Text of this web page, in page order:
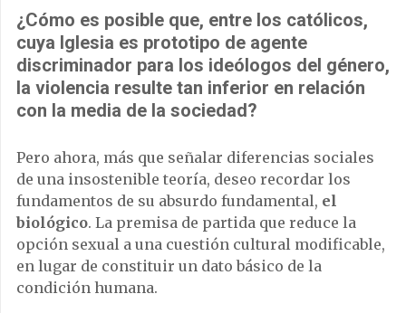
¿Cómo es posible que, entre los católicos,
cuya Iglesia es prototipo de agente
discriminador para los ideólogos del género,
la violencia resulte tan inferior en relación
con la media de la sociedad?
Pero ahora, más que señalar diferencias sociales
de una insostenible teoría, deseo recordar los
fundamentos de su absurdo fundamental, el
biológico. La premisa de partida que reduce la
opción sexual a una cuestión cultural modificable,
en lugar de constituir un dato básico de la
condición humana.